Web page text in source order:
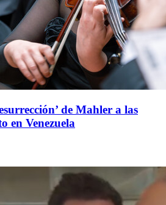
de Mahler a las
en Venezuela